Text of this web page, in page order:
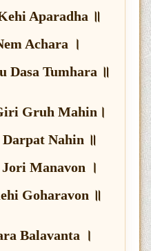
Aparadha ॥
Achara ।
Dasa Tumhara ॥
Gruh Mahin।
Nahin ॥
Manavon ।
Goharavon ॥
Balavanta ।